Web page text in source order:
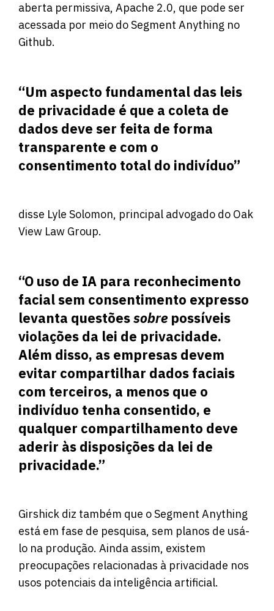
aberta permissiva, Apache 2.0, que pode ser
acessada por meio doSegment Anything no
Github.
“Um aspecto fundamental das leis
de privacidade é que a coleta de
dados deve ser feita de forma
transparente e com o
consentimento total do indivíduo”
disse Lyle Solomon, principal advogado do Oak
View Law Group.
“O uso de IA para reconhecimento
facial sem consentimento expresso
levanta questõessobre possíveis
violações da lei de privacidade.
Além disso, as empresas devem
evitar compartilhar dados faciais
com terceiros, a menos que o
indivíduo tenha consentido, e
qualquer compartilhamento deve
aderir às disposições da lei de
privacidade.”
Girshick diz também que o Segment Anything
está em fase de pesquisa, sem planos de usá-
lo na produção. Ainda assim, existem
preocupações relacionadas à privacidade nos
usos potenciais da inteligência artificial.